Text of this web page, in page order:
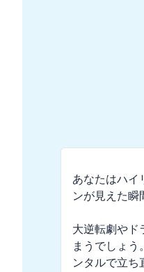
あなたはハイ
ンが見えた瞬
大逆転劇やド
まうでしょ
ンタルで立ち